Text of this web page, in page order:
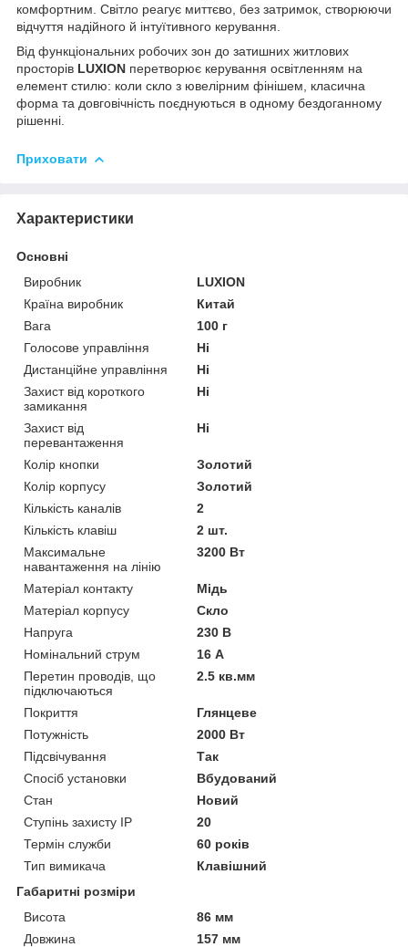
комфортним. Світло реагує миттєво, без затримок, створюючи
відчуття надійного й інтуїтивного керування.
Від функціональних робочих зон до затишних житлових
просторів LUXION перетворює керування освітленням на
елемент стилю: коли скло з ювелірним фінішем, класична
форма та довговічність поєднуються в одному бездоганному
рішенні.
Приховати
Характеристики
Основні
Виробник
LUXION
Країна виробник
Китай
Вага
100 г
Голосове управління
Ні
Дистанційне управління
Ні
Захист від короткого
замикання
Ні
Захист від
перевантаження
Ні
Колір кнопки
Золотий
Колір корпусу
Золотий
Кількість каналів
2
Кількість клавіш
2 шт.
Максимальне
навантаження на лінію
3200 Вт
Матеріал контакту
Мідь
Матеріал корпусу
Скло
Напруга
230 В
Номінальний струм
16 А
Перетин проводів, що
підключаються
2.5 кв.мм
Покриття
Глянцеве
Потужність
2000 Вт
Підсвічування
Так
Спосіб установки
Вбудований
Стан
Новий
Ступінь захисту IP
20
Термін служби
60 років
Тип вимикача
Клавішний
Габаритні розміри
Висота
86 мм
Довжина
157 мм